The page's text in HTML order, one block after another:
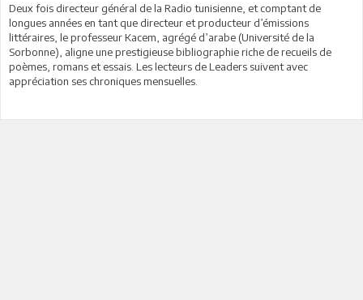
Deux fois directeur général de la Radio tunisienne, et comptant de
longues années en tant que directeur et producteur d’émissions
littéraires, le professeur Kacem, agrégé d’arabe (Université de la
Sorbonne), aligne une prestigieuse bibliographie riche de recueils de
poèmes, romans et essais. Les lecteurs de Leaders suivent avec
appréciation ses chroniques mensuelles.